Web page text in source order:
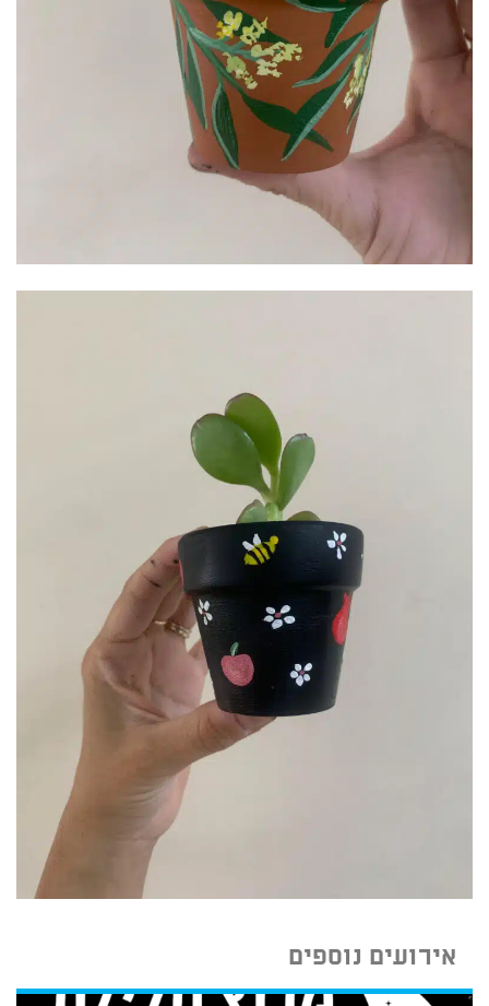
אירועים נוספים